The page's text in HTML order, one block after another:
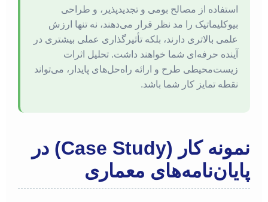
استفاده از مصالح بومی و تجدیدپذیر، و طراحی
بیوکلیماتیک را مد نظر قرار می‌دهند، نه تنها ارزش
علمی بالاتری دارند، بلکه تأثیرگذاری عملی بیشتری در
آینده حرفه‌ای شما خواهند داشت. تحلیل اثرات
زیست‌محیطی طرح و ارائه راه‌حل‌های پایدار، می‌تواند
نقطه تمایز کار شما باشد.
نمونه کار (Case Study) در
پایان‌نامه‌های معماری